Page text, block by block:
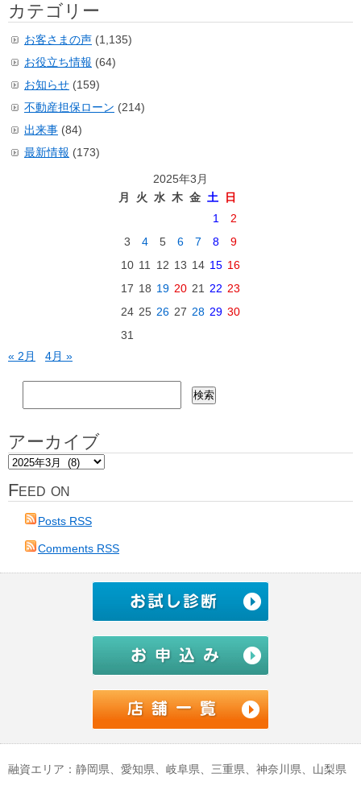
カテゴリー
お客さまの声 (1,135)
お役立ち情報 (64)
お知らせ (159)
不動産担保ローン (214)
出来事 (84)
最新情報 (173)
2025年3月
月
火 水 木 金 土
日
1
2
3
4 5 6 7 8
9
10 11 12 13 14 15 16
17 18 19 20 21 22 23
24 25 26 27 28 29 30
31
« 2月
4月 »
検
アーカイブ
ア
カ
Feed on
Posts RSS
Comments RSS
融資エリア：静岡県、愛知県、岐阜県、三重県、神奈川県、山梨県